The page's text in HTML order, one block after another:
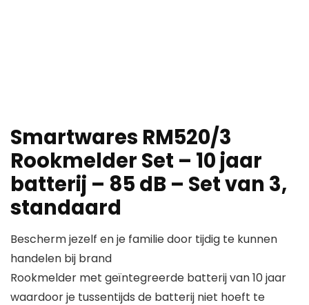
Smartwares RM520/3
Rookmelder Set – 10 jaar
batterij – 85 dB – Set van 3,
standaard
Bescherm jezelf en je familie door tijdig te kunnen
handelen bij brand
Rookmelder met geïntegreerde batterij van 10 jaar
waardoor je tussentijds de batterij niet hoeft te